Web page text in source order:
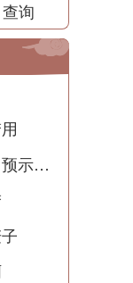
询
解梦：梦见家里鸡死了，预示着什么？